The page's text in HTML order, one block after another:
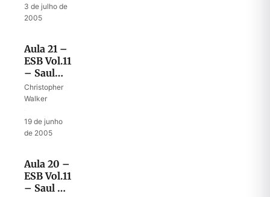
3 de julho de
2005
Aula 21 –
ESB Vol.11
– Saul
mata os
sacerdotes
Christopher
Walker
19 de junho
de 2005
Aula 20 –
ESB Vol.11
– Saul –